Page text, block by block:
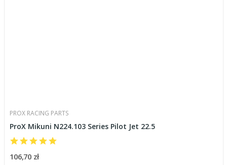
PROX RACING PARTS
ProX Mikuni N224.103 Series Pilot Jet 22.5
106,70 zł